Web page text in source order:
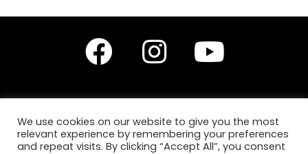
Editores do site: Prof. Dr. Diego Leonardo Santana Silva,Prof.ª Drª Anita Lucchesi
eProf.ª Ma. Karla Karine de Jesus Silva.
We use cookies on our website to give you the most
relevant experience by remembering your preferences
and repeat visits. By clicking “Accept All”, you consent